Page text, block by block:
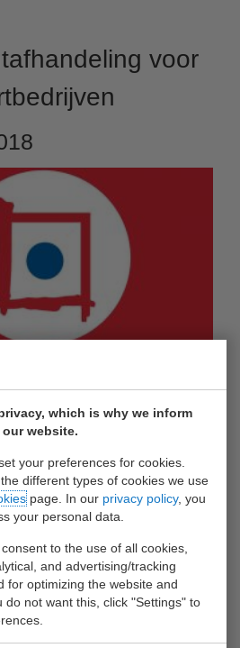
which is why we inform
website.
your preferences for cookies.
different types of cookies we use
page. In our privacy policy, you
your personal data.
to the use of all cookies,
and advertising/tracking
for optimizing the website and
do not want this, click "Settings" to
voor
Van dinsdag tot en met vrijdag is
06:00 uur tot en met 12:00 uur.
van depot 2 biedt United
van lege containers. Zo
aangegeven eerder naar
aangezien de files in